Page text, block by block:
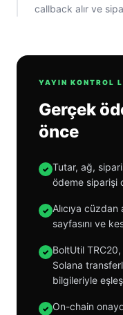
callback alır ve
YAYIN KONTROL
Gerçek
önce
✓ Tutar, ağ,
ödeme siparişi
✓ Alıcıya
sayfasını ve
✓ BoltUtil
Solana
bilgileriyle
✓ On-chain